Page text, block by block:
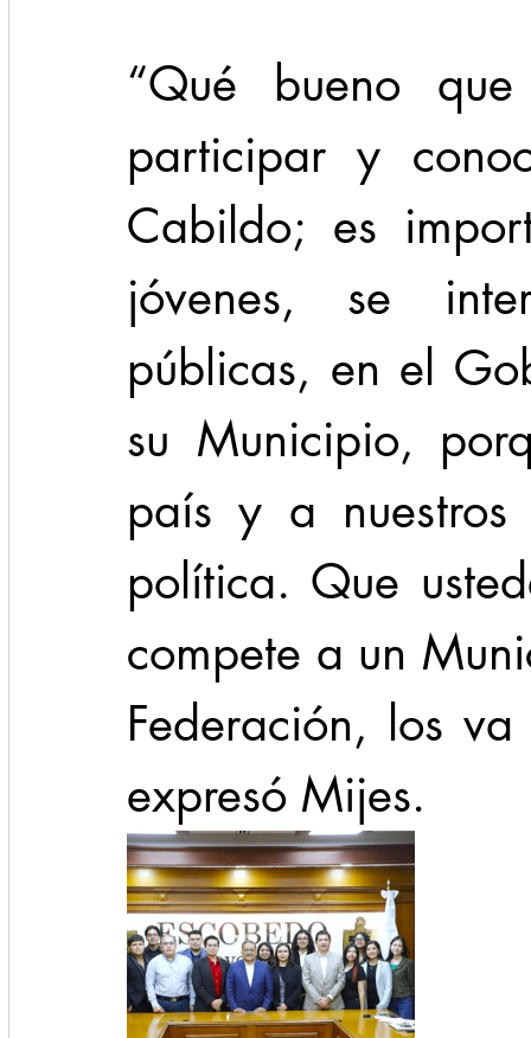
“Qué bueno
participar y
Cabildo; es
jóvenes, se
públicas, en el
su Municipio,
país y a nuestros
política. Que
compete a un
Federación, los
expresó Mijes.